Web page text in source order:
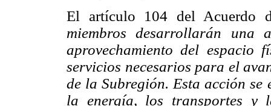
El artículo 104 del Acuerdo
miembros desarrollarán
aprovechamiento del
servicios necesarios para el
de la Subregión. Esta acción se
la energía, los transportes y